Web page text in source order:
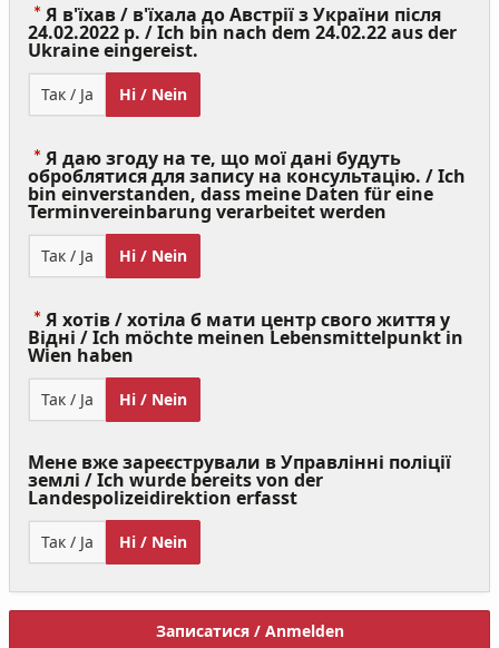
Я в'їхав / в'їхала до Австрії з України після
24.02.2022 р. / Ich bin nach dem 24.02.22 aus der
Ukraine eingereist.
Required)
Так / Ja Ні / Nein
Я даю згоду на те, що мої дані будуть
оброблятися для запису на консультацію. / Ich
bin einverstanden, dass meine Daten für eine
Terminvereinbarung verarbeitet werden
Так / Ja Ні / Nein
Я хотів / хотіла б мати центр свого життя у
Відні / Ich möchte meinen Lebensmittelpunkt in
Wien haben
Required)
Так / Ja Ні / Nein
Мене вже зареєстрували в Управлінні поліції
землі / Ich wurde bereits von der
Landespolizeidirektion erfasst
Так / Ja Ні / Nein
Записатися / Anmelden